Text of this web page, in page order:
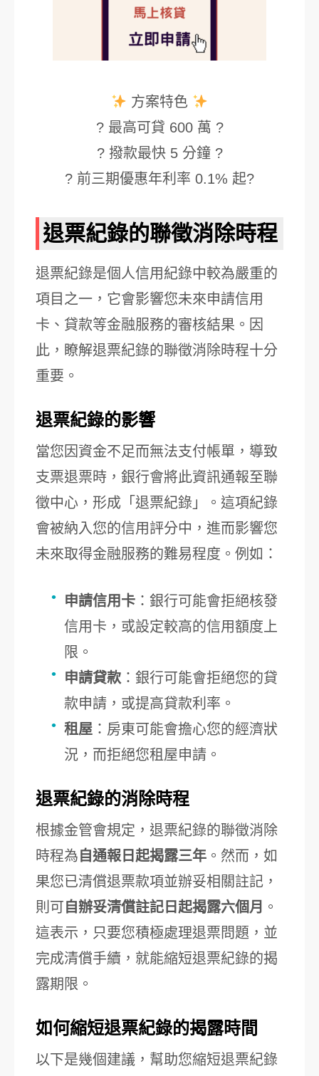
方案特色
? 最高可貸 600 萬 ?
? 撥款最快 5 分鐘 ?
? 前三期優惠年利率 0.1% 起?
退票紀錄的聯徵消除時程
退票紀錄是個人信用紀錄中較為嚴重的
項目之一，它會影響您未來申請信用
卡、貸款等金融服務的審核結果。因
此，瞭解退票紀錄的聯徵消除時程十分
重要。
退票紀錄的影響
當您因資金不足而無法支付帳單，導致
支票退票時，銀行會將此資訊通報至聯
徵中心，形成「退票紀錄」。這項紀錄
會被納入您的信用評分中，進而影響您
未來取得金融服務的難易程度。例如：
申請信用卡 ：銀行可能會拒絕核發
信用卡，或設定較高的信用額度上
限。
申請貸款 ：銀行可能會拒絕您的貸
款申請，或提高貸款利率。
租屋 ：房東可能會擔心您的經濟狀
況，而拒絕您租屋申請。
退票紀錄的消除時程
根據金管會規定，退票紀錄的聯徵消除
時程為 自通報日起揭露三年 。然而，如
果您已清償退票款項並辦妥相關註記，
則可 自辦妥清償註記日起揭露六個月 。
這表示，只要您積極處理退票問題，並
完成清償手續，就能縮短退票紀錄的揭
露期限。
如何縮短退票紀錄的揭露時間
以下是幾個建議，幫助您縮短退票紀錄